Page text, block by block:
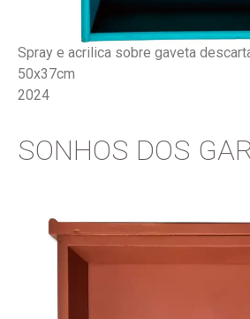
Spray e acrilica sobre gaveta
50x37cm
2024
SONHOS DOS